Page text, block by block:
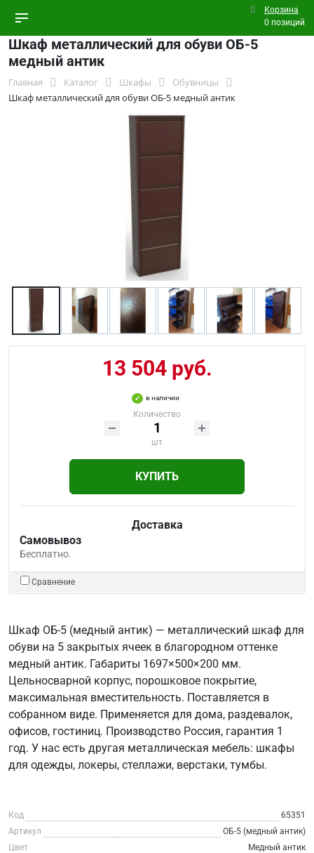
Корзина
0 позиций
Шкаф металлический для обуви ОБ-5
медный антик
Главная Каталог Шкафы
Обувницы
Шкаф металлический для обуви ОБ-5 медный антик
13 504 руб.
в наличии
Количество
шт
КУПИТЬ
Доставка
Самовывоз
Бесплатно.
Сравнение
Шкаф ОБ-5 (медный антик) — металлический шкаф для
обуви на 5 закрытых ячеек в благородном оттенке
медный антик. Габариты 1697×500×200 мм.
Цельносварной корпус, порошковое покрытие,
максимальная вместительность. Поставляется в
собранном виде. Применяется для дома, раздевалок,
офисов, гостиниц. Производство Россия, гарантия 1
год. У нас есть другая металлическая мебель: шкафы
для одежды, локеры, стеллажи, верстаки, тумбы.
Код
65351
Артикул
ОБ-5 (медный антик)
Цвет
Медный антик